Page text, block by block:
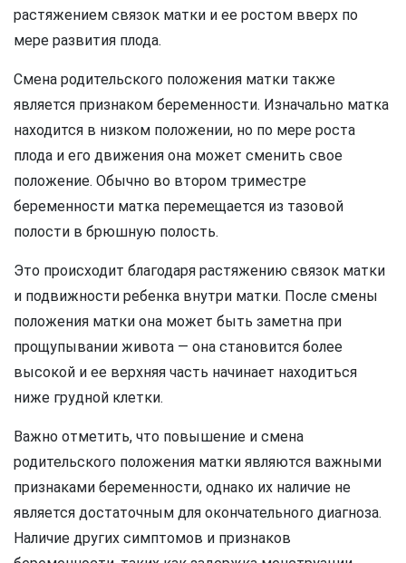
растяжением связок матки и ее ростом вверх по
мере развития плода.
Смена родительского положения матки также
является признаком беременности. Изначально матка
находится в низком положении, но по мере роста
плода и его движения она может сменить свое
положение. Обычно во втором триместре
беременности матка перемещается из тазовой
полости в брюшную полость.
Это происходит благодаря растяжению связок матки
и подвижности ребенка внутри матки. После смены
положения матки она может быть заметна при
прощупывании живота — она становится более
высокой и ее верхняя часть начинает находиться
ниже грудной клетки.
Важно отметить, что повышение и смена
родительского положения матки являются важными
признаками беременности, однако их наличие не
является достаточным для окончательного диагноза.
Наличие других симптомов и признаков